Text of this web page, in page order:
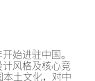
始进驻中国。
风格及核心竞
土文化，对中